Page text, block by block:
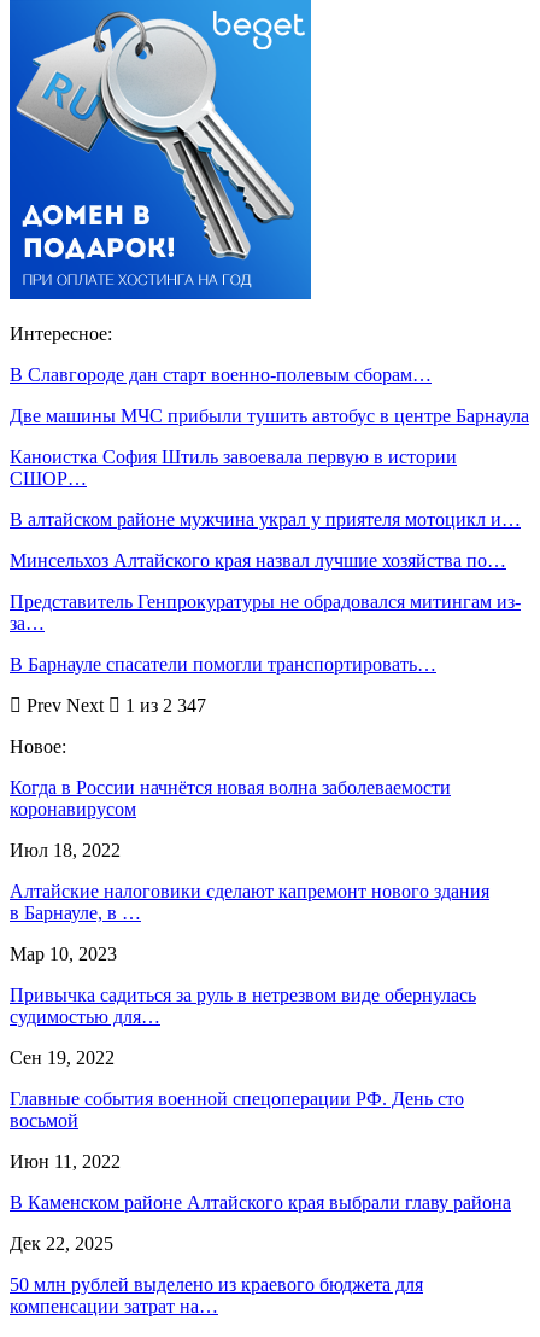
Интересное:
В Славгороде дан старт военно-полевым сборам…
Две машины МЧС прибыли тушить автобус в центре Барнаула
Каноистка София Штиль завоевала первую в истории
СШОР…
В алтайском районе мужчина украл у приятеля мотоцикл и…
Минсельхоз Алтайского края назвал лучшие хозяйства по…
Представитель Генпрокуратуры не обрадовался митингам из-
за…
В Барнауле спасатели помогли транспортировать…
Prev Next
1 из 2 347
Новое:
Когда в России начнётся новая волна заболеваемости
коронавирусом
Июл 18, 2022
Алтайские налоговики сделают капремонт нового здания
в Барнауле, в …
Мар 10, 2023
Привычка садиться за руль в нетрезвом виде обернулась
судимостью для…
Сен 19, 2022
Главные события военной спецоперации РФ. День сто
восьмой
Июн 11, 2022
В Каменском районе Алтайского края выбрали главу района
Дек 22, 2025
50 млн рублей выделено из краевого бюджета для
компенсации затрат на…